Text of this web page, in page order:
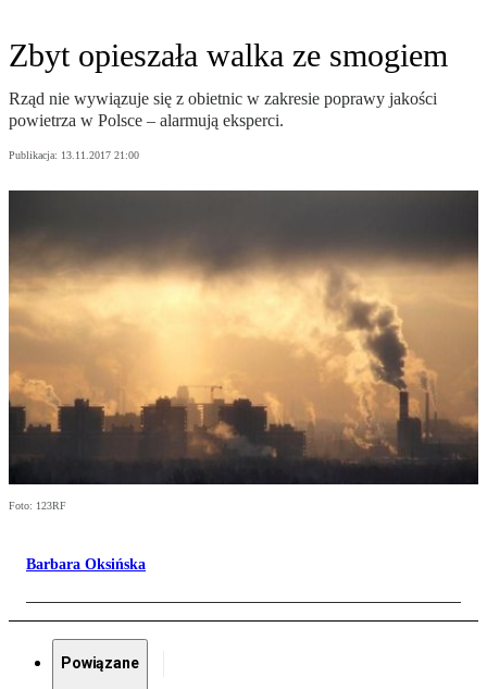
Zbyt opieszała walka ze smogiem
Rząd nie wywiązuje się z obietnic w zakresie poprawy jakości
powietrza w Polsce – alarmują eksperci.
Publikacja: 13.11.2017 21:00
Foto: 123RF
Barbara Oksińska
Powiązane